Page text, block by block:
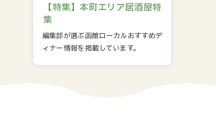
【特集】本町エリア居酒屋特
集
編集部が選ぶ函館ローカルおすすめデ
ィナー情報を掲載しています。